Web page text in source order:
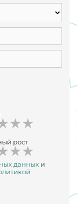
рост
данных и